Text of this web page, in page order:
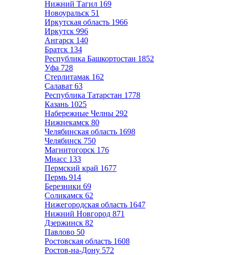
Нижний Тагил 169
Новоуральск 51
Иркутская область 1966
Иркутск 996
Ангарск 140
Братск 134
Республика Башкортостан 1852
Уфа 728
Стерлитамак 162
Салават 63
Республика Татарстан 1778
Казань 1025
Набережные Челны 292
Нижнекамск 80
Челябинская область 1698
Челябинск 750
Магнитогорск 176
Миасс 133
Пермский край 1677
Пермь 914
Березники 69
Соликамск 62
Нижегородская область 1647
Нижний Новгород 871
Дзержинск 82
Павлово 50
Ростовская область 1608
Ростов-на-Дону 572